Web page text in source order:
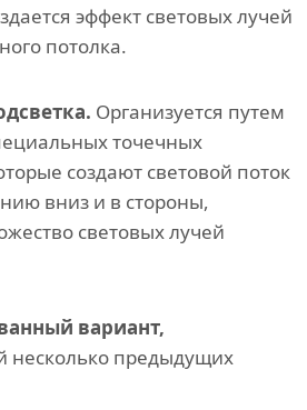
эффект световых лучей
потолка.
Организуется путем
точечных
создают световой поток
вниз и в стороны,
световых лучей
вариант,
предыдущих